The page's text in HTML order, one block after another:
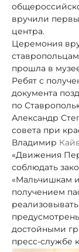
вручили
центра.
Церемония
прошла в
Ребят с
документа
по
Александр
совета при
Владимир
«Движения
соблюдать
«Мальчишкам
получением
достойными
пресс-службе